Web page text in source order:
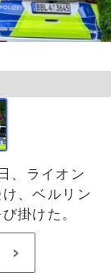
、ライオン
、ベルリン
掛けた。
>